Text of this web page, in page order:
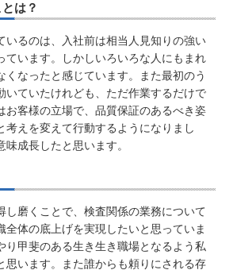
は？
いるのは、入社前は相当人見知りの強い
ています。しかしいろいろな人にもまれ
くなったと感じています。また最初のう
いていたけれども、ただ作業するだけで
お客様の立場で、品質保証のあるべき姿
考えを変えて行動するようになりまし
成長したと思います。
し磨くことで、検査関係の業務について
全体の底上げを実現したいと思っていま
り甲斐のある生き生き職場となるよう私
思います。また誰からも頼りにされる存